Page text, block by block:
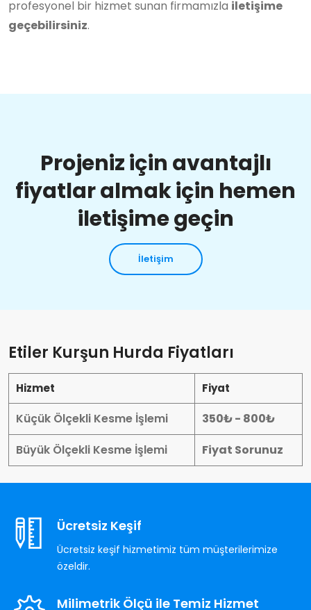
profesyonel bir hizmet sunan firmamızla iletişime
geçebilirsiniz.
Projeniz için avantajlı
fiyatlar almak için hemen
iletişime geçin
İletişim
Etiler Kurşun Hurda Fiyatları
Hizmet Fiyat
Küçük Ölçekli Kesme İşlemi
350₺ - 800₺
Büyük Ölçekli Kesme İşlemi
Fiyat Sorunuz
Ücretsiz Keşif
Ücretsiz keşif hizmetimiz tüm müşterilerimize
özeldir.
Milimetrik Ölçü ile Temiz Hizmet